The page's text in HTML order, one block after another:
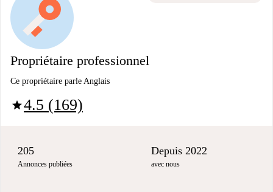
Propriétaire professionnel
Ce propriétaire parle Anglais
star4.5 (169)
205
Annonces publiées
Depuis 2022
avec nous